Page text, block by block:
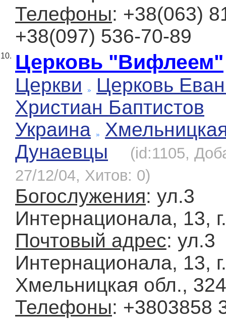
Телефоны: +38(063)
+38(097) 536-70-89
10. Церковь "Вифлеем"
Церкви
Церковь
Христиан Баптистов
Украина
Дунаевцы
(id:1105,
27/12/04, Хитов: 0)
Богослужения: ул.3
Интернационала, 13,
Почтовый адрес: ул.3
Интернационала, 13,
Хмельницкая обл.,
Телефоны: +3803858